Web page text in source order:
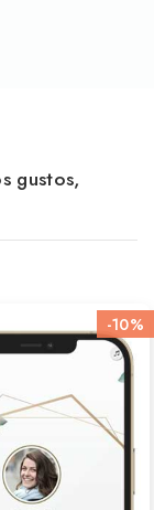
gustos,
-10%